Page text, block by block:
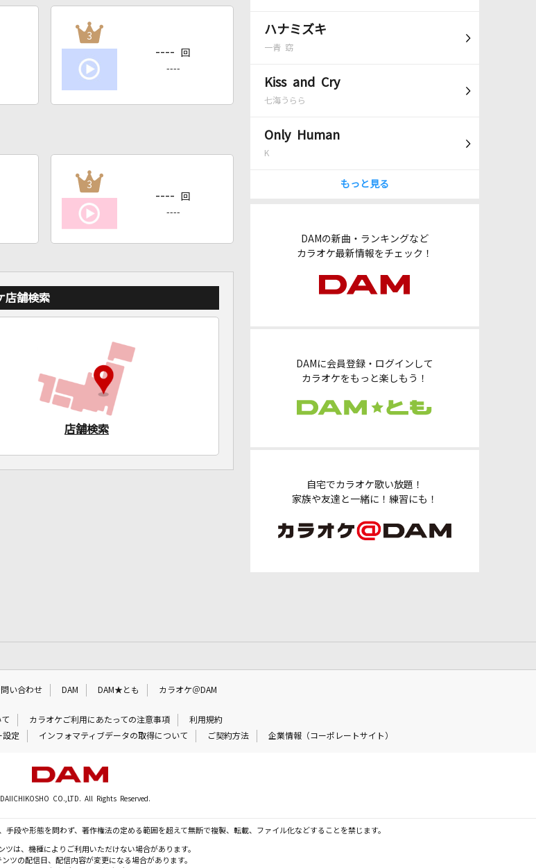
ハナミズキ
一青 窈
Kiss and Cry
七海うらら
Only Human
K
もっと見る
DAMの新曲・ランキングなど
カラオケ最新情報をチェック！
DAMに会員登録・ログインして
カラオケをもっと楽しもう！
自宅でカラオケ歌い放題！
家族や友達と一緒に！練習にも！
3
---- 回
----
3
---- 回
----
店舗検索
店舗検索
問い合わせ DAM DAM★とも カラオケ＠DAM
カラオケご利用にあたっての注意事項
利用規約
設定 インフォマティブデータの取得について ご契約方法 企業情報（コーポレートサイト）
CO.,LTD. All Rights Reserved.
段や形態を問わず、著作権法の定める範囲を超えて無断で複製、転載、ファイル化などすることを禁じます。
ツは、機種によりご利用いただけない場合があります。
ツの配信日、配信内容が変更になる場合があります。